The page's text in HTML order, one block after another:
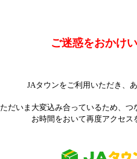
ご迷惑をおかけ
JAタウンをご利用いただき、
ただいま大変込み合っているため、つ
お時間をおいて再度アクセス